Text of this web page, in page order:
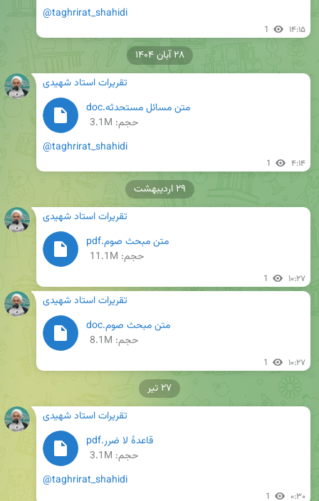
@taghrirat_shahidi
1 ۱۴:۱۵
تقریرات استاد شهیدی
متن مسائل مستحدثه.doc
حجم: 3.1M
@taghrirat_shahidi
1 ۴:۱۴
۲۸ آبان ۱۴۰۴
تقریرات استاد شهیدی
متن مبحث صوم.pdf
حجم: 11.1M
1 ۱۰:۲۷
۲۹ اردیبهشت
تقریرات استاد شهیدی
متن مبحث صوم.doc
حجم: 8.1M
1 ۱۰:۲۷
تقریرات استاد شهیدی
قاعدۀ لا ضرر.pdf
حجم: 3.1M
@taghrirat_shahidi
1 ۰:۳۰
۲۷ تیر